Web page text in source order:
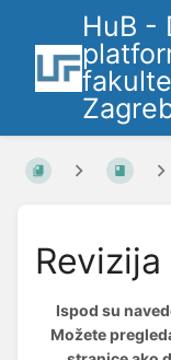
HuB -
Ispod su
Možete